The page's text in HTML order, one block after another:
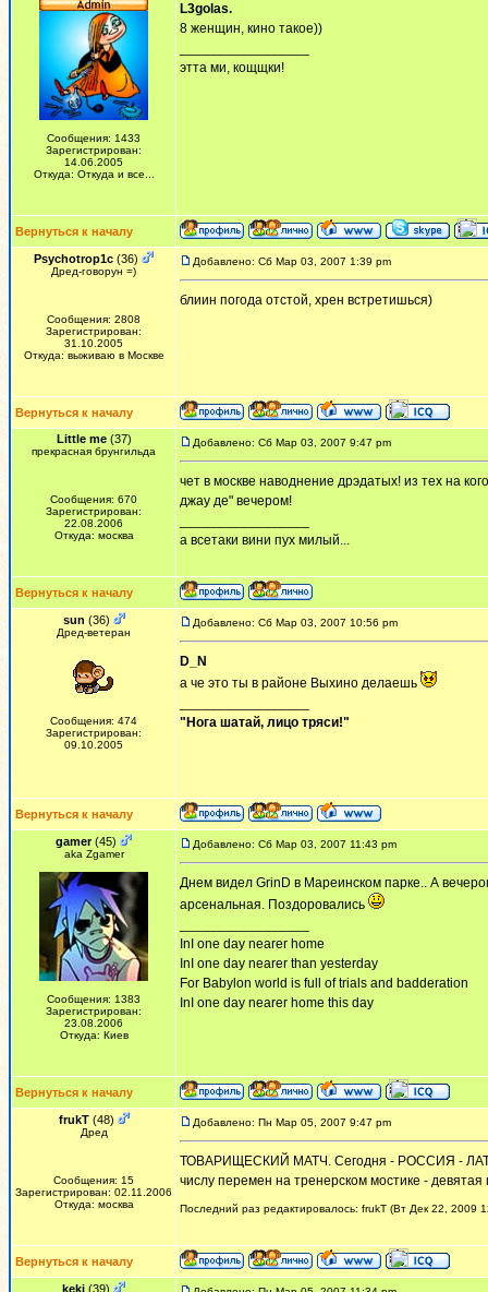
Сообщения: 1433
Зарегистрирован:
14.06.2005
Откуда: Откуда и все...
L3golas.
8 женщин, кино такое))
этта ми, кощщки!
Вернуться к началу
Psychotrop1c (36)
Дред-говорун =)
Сообщения: 2808
Зарегистрирован:
31.10.2005
Откуда: выживаю в Москве
Добавлено: Сб Мар 03, 2007 1:39 pm
блиин погода отстой, хрен встретишься)
Вернуться к началу
Little me(37)
прекрасная брунгильда
Сообщения: 670
Зарегистрирован:
22.08.2006
Откуда: москва
Добавлено: Сб Мар 03, 2007 9:47 pm
чет в москве наводнение дрэдатых! из тех на
джау де" вечером!
а всетаки вини пух милый...
Вернуться к началу
sun (36)
Дред-ветеран
Сообщения: 474
Зарегистрирован:
09.10.2005
Добавлено: Сб Мар 03, 2007 10:56 pm
D_N
а че это ты в районе Выхино делаешь
"Нога шатай, лицо тряси!"
Вернуться к началу
gamer(45)
aka Zgamer
Сообщения: 1383
Зарегистрирован:
23.08.2006
Откуда: Киев
Добавлено: Сб Мар 03, 2007 11:43 pm
Днем видел GrinD в Мареинском парке.. А
арсенальная. Поздоровались
InI one day nearer home
InI one day nearer than yesterday
For Babylon world is full of trials and badderation
InI one day nearer home this day
Вернуться к началу
frukT(48)
Дред
Сообщения: 15
Зарегистрирован: 02.11.2006
Откуда: москва
Добавлено: Пн Мар 05, 2007 9:47 pm
ТОВАРИЩЕСКИЙ МАТЧ. Сегодня - РОССИЯ -
числу перемен на тренерском мостике - девятая
Последний раз редактировалось: frukT (Вт Дек 22, 2009
Вернуться к началу
keki (39)